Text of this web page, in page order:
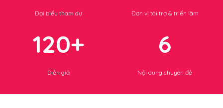
Đại biểu tham dự Đơn vị tài trợ & triển lãm
120+
Diễn giả
6
Nội dung chuyên đề